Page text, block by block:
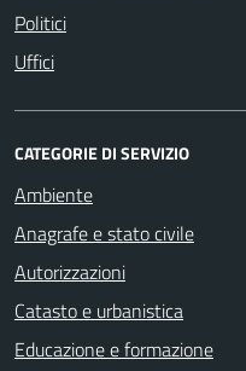
Politici
Uffici
CATEGORIE DI SERVIZIO
Ambiente
Anagrafe e stato civile
Autorizzazioni
Catasto e urbanistica
Educazione e formazione